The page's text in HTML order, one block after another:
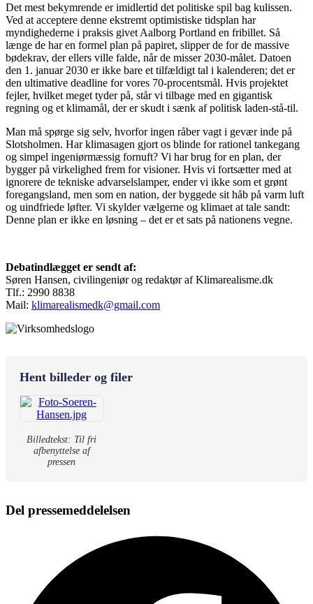
Det mest bekymrende er imidlertid det politiske spil bag kulissen.
Ved at acceptere denne ekstremt optimistiske tidsplan har
myndighederne i praksis givet Aalborg Portland en fribillet. Så
længe de har en formel plan på papiret, slipper de for de massive
bødekrav, der ellers ville falde, når de misser 2030-målet. Datoen
den 1. januar 2030 er ikke bare et tilfældigt tal i kalenderen; det er
den ultimative deadline for vores 70-procentsmål. Hvis projektet
fejler, hvilket meget tyder på, står vi tilbage med en gigantisk
regning og et klimamål, der er skudt i sænk af politisk laden-stå-til.
Man må spørge sig selv, hvorfor ingen råber vagt i gevær inde på
Slotsholmen. Har klimasagen gjort os blinde for rationel tankegang
og simpel ingeniørmæssig fornuft? Vi har brug for en plan, der
bygger på virkelighed frem for visioner. Hvis vi fortsætter med at
ignorere de tekniske advarselslamper, ender vi ikke som et grønt
foregangsland, men som en nation, der byggede sit håb på varm luft
og uindfriede løfter. Vi skylder vælgerne og klimaet at tale sandt:
Denne plan er ikke en løsning – det er et sats på nationens vegne.
Debatindlægget er sendt af:
Søren Hansen, civilingeniør og redaktør af Klimarealisme.dk
Tlf.: 2990 8838
Mail: klimarealismedk@gmail.com
Hent billeder og filer
Billedtekst: Til fri
afbenyttelse af
pressen
Del pressemeddelelsen